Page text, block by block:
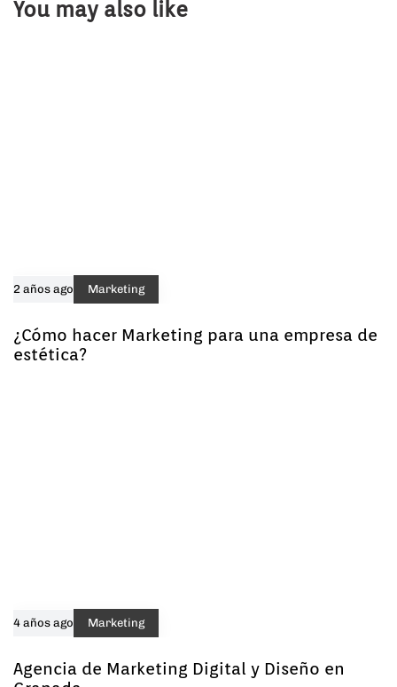
You may also like
2 años ago Marketing
¿Cómo hacer Marketing para una empresa de
estética?
4 años ago Marketing
Agencia de Marketing Digital y Diseño en